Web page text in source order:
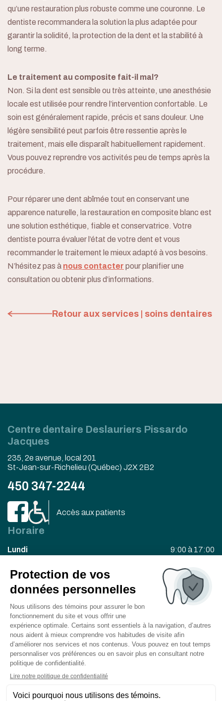
qu’une restauration plus robuste comme une couronne. Le
dentiste recommandera la solution la plus adaptée pour
garantir la solidité, la protection de la dent et la stabilité à
long terme.
Le traitement au composite fait-il mal?
Non. Si la dent est sensible ou très atteinte, une anesthésie
locale est utilisée pour rendre l’intervention confortable. Le
soin est généralement rapide, précis et sans douleur. Une
légère sensibilité peut parfois être ressentie après le
traitement, mais elle disparaît habituellement rapidement.
Vous pouvez reprendre vos activités peu de temps après la
procédure.
Pour réparer une dent abîmée tout en conservant une
apparence naturelle, la restauration en composite blanc est
une solution esthétique, fiable et conservatrice. Votre
dentiste pourra évaluer l’état de votre dent et vous
recommander le traitement le mieux adapté à vos besoins.
N’hésitez pas à nous contacter pour planifier une
consultation ou obtenir plus d’informations.
Retour aux services | soins dentaires
Centre dentaire Deslauriers Pissardo
Jacques
235, 2e avenue, local 201
St-Jean-sur-Richelieu (Québec) J2X 2B2
450 347-2244
Accès aux patients
Horaire
Lundi 9:00 à 17:00
Mardi 9:00 à 17:00
Mercredi 9:00 à 20:00
Jeudi
Vendredi 8:30 à 16:00
Besoin d’un rendez-vous?
Contactez-nous dès maintenant!